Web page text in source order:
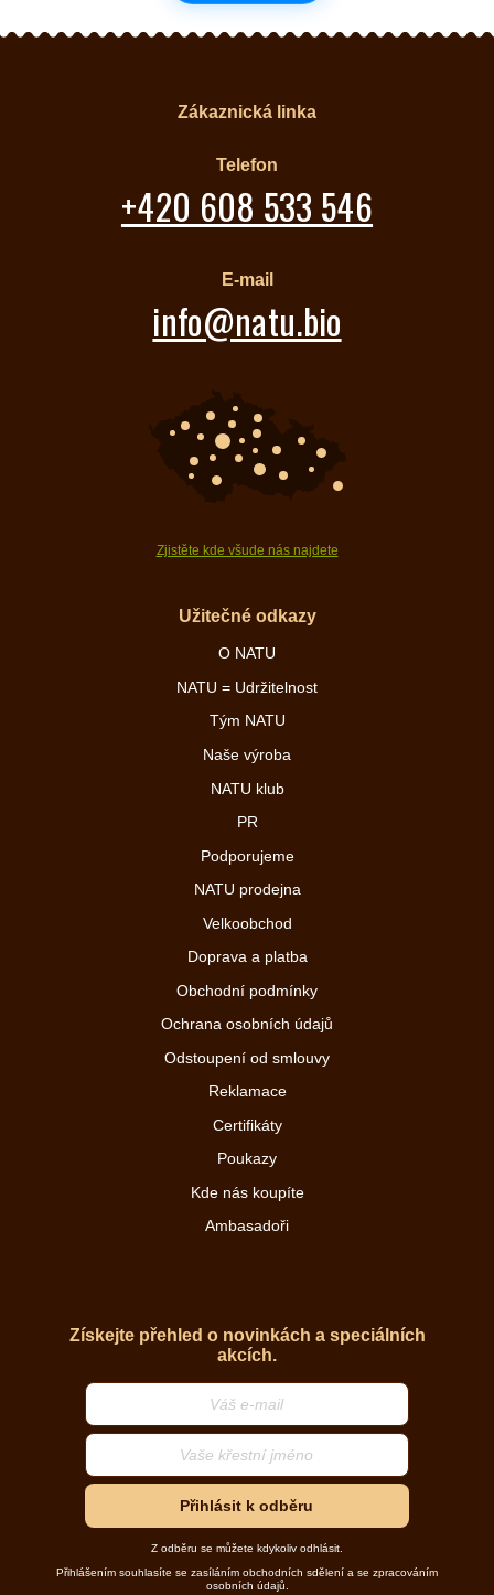
Zákaznická linka
Telefon
+420 608 533 546
E-mail
info@natu.bio
Zjistěte kde všude nás najdete
Užitečné odkazy
O NATU
NATU = Udržitelnost
Tým NATU
Naše výroba
NATU klub
PR
Podporujeme
NATU prodejna
Velkoobchod
Doprava a platba
Obchodní podmínky
Ochrana osobních údajů
Odstoupení od smlouvy
Reklamace
Certifikáty
Poukazy
Kde nás koupíte
Ambasadoři
Získejte přehled o novinkách a speciálních
akcích.
Přihlásit k odběru
Z odběru se můžete kdykoliv odhlásit.
Přihlášením souhlasíte se zasíláním obchodních sdělení a se zpracováním
osobních údajů.